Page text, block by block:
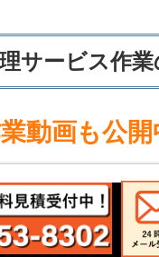
サービス作業
動画も公開